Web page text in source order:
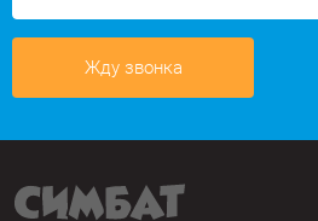
Жду звонка